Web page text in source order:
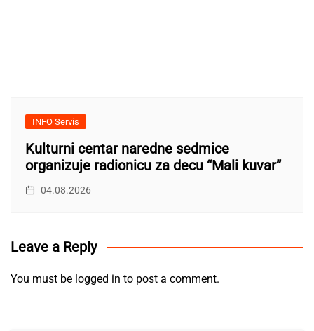
INFO Servis
Kulturni centar naredne sedmice
organizuje radionicu za decu “Mali kuvar”
04.08.2026
Leave a Reply
You must be logged in to post a comment.